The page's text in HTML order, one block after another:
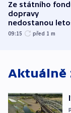
Ze státního
dopravy
nedostanou
kraje na silnice
09:15 před 1 m
Aktuálně